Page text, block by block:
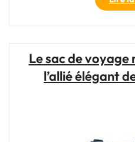
Le sac de
l’allié élégant